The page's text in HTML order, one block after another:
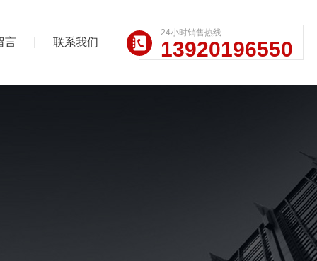
言 联系我们
24小时销售热线
13920196550